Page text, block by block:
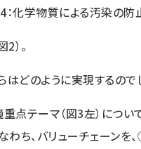
化学物質による汚染の防
）。
はどのように実現するので
点テーマ（図3左）につ
わち、バリューチェーン